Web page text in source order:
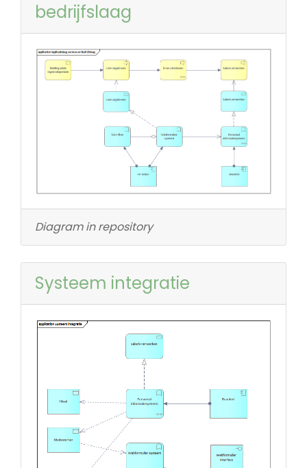
bedrijfslaag
Diagram in repository
Systeem integratie